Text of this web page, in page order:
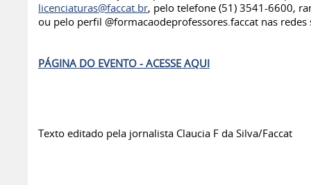
licenciaturas@faccat.br, pelo telefone (51) 3541-6600,
ou pelo perfil @formacaodeprofessores.faccat nas redes
PÁGINA DO EVENTO - ACESSE AQUI
Texto editado pela jornalista Claucia F da Silva/Faccat